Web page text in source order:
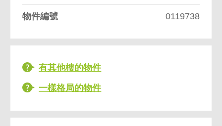
物件編號 0119738
有其他樓的物件
一樣格局的物件